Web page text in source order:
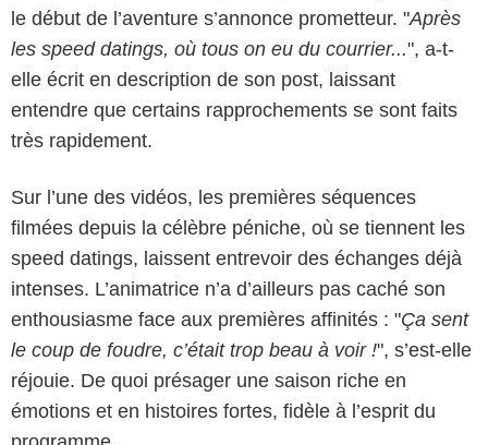
le début de l’aventure s’annonce prometteur. "Après
les speed datings, où tous on eu du courrier...", a-t-
elle écrit en description de son post, laissant
entendre que certains rapprochements se sont faits
très rapidement.
Sur l’une des vidéos, les premières séquences
filmées depuis la célèbre péniche, où se tiennent les
speed datings, laissent entrevoir des échanges déjà
intenses. L’animatrice n’a d’ailleurs pas caché son
enthousiasme face aux premières affinités : "Ça sent
le coup de foudre, c’était trop beau à voir !", s’est-elle
réjouie. De quoi présager une saison riche en
émotions et en histoires fortes, fidèle à l’esprit du